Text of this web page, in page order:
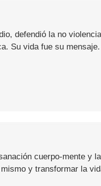
defendió la no
Su vida fue su mensaje.
cuerpo-mente y
y transformar la